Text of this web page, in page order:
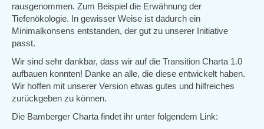
rausgenommen. Zum Beispiel die Erwähnung der
Tiefenökologie. In gewisser Weise ist dadurch ein
Minimalkonsens entstanden, der gut zu unserer Initiative
passt.
Wir sind sehr dankbar, dass wir auf die Transition Charta 1.0
aufbauen konnten! Danke an alle, die diese entwickelt haben.
Wir hoffen mit unserer Version etwas gutes und hilfreiches
zurückgeben zu können.
Die Bamberger Charta findet ihr unter folgendem Link: